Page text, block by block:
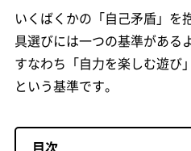
いくばくかの「自己矛盾」を
具選びには一つの基準がある
すなわち「自力を楽しむ遊び
という基準です。